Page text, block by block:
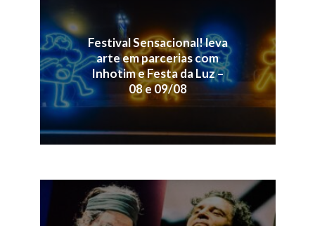
Festival Sensacional! leva
arte em parcerias com
Inhotim e Festa da Luz –
08 e 09/08